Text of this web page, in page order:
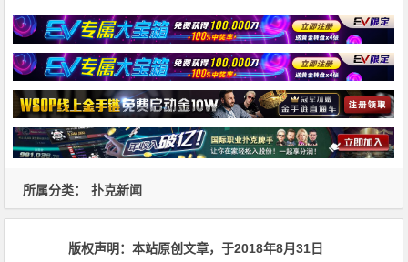
所属分类： 扑克新闻
版权声明：本站原创文章，于2018年8月31日